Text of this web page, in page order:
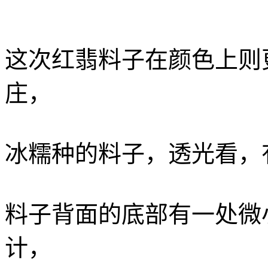
这次红翡料子在颜色上
庄，
冰糯种的料子，透光看
料子背面的底部有一处
计，